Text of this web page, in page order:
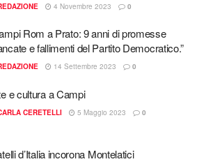
4 Novembre 2023 0
Rom a Prato: 9 anni di promesse
e fallimenti del Partito Democratico.”
14 Settembre 2023 0
e cultura a Campi
CERETELLI 5 Maggio 2023 0
d’Italia incorona Montelatici